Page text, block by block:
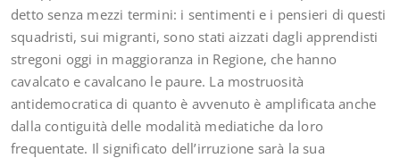
detto senza mezzi termini: i sentimenti e i pensieri di questi
squadristi, sui migranti, sono stati aizzati dagli apprendisti
stregoni oggi in maggioranza in Regione, che hanno
cavalcato e cavalcano le paure. La mostruosità
antidemocratica di quanto è avvenuto è amplificata anche
dalla contiguità delle modalità mediatiche da loro
frequentate. Il significato dell’irruzione sarà la sua